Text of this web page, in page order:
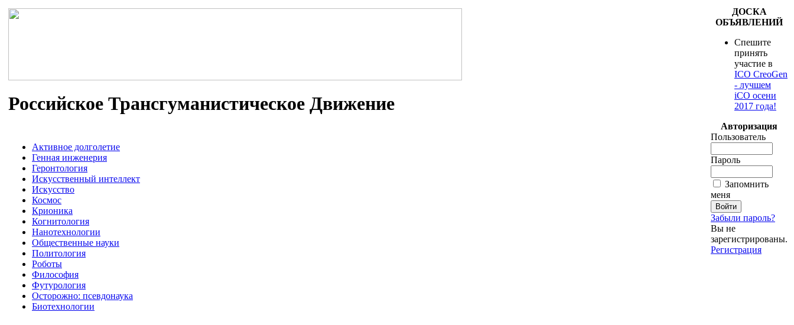
Российское Трансгуманистическое Движение
Активное долголетие
Генная инженерия
Геронтология
Искусственный интеллект
Искусство
Космос
Крионика
Когнитология
Нанотехнологии
Общественные науки
Политология
Роботы
Философия
Футурология
Осторожно: псевдонаука
Биотехнологии
ДОСКА
ОБЪЯВЛЕНИЙ
Спешите
принять
участие в
ICO CreoGen
- лучшем
iCO осени
2017 года!
Авторизация
Пользователь
Пароль
Запомнить
меня
Забыли пароль?
Вы не
зарегистрированы.
Регистрация